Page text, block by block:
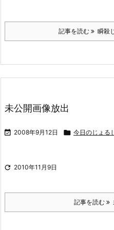
記事を読む 瞬殺
未公開画像放出
 2008年9月12日  今日のじょる
 2010年11月9日
記事を読む